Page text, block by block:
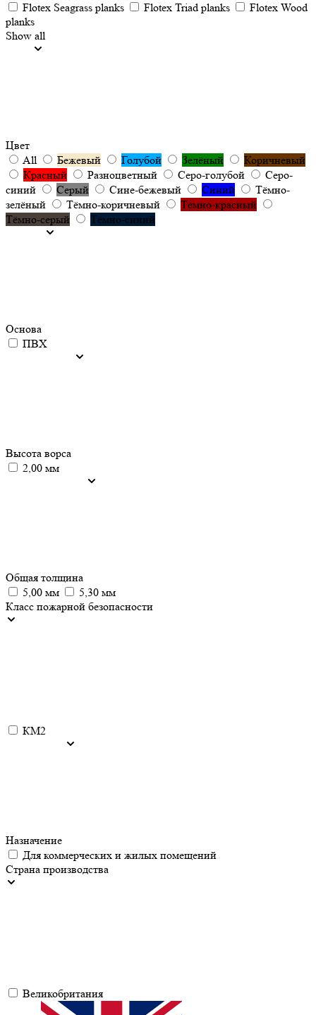
Flotex Seagrass planks
Flotex Triad planks
Flotex Wood
planks
Show all
Цвет
All
Бежевый Голубой Зелёный
Коричневый
Красный
Разноцветный Серо-голубой
Серо-
синий
Серый Сине-бежевый Синий
Тёмно-
зелёный
Тёмно-коричневый
Тёмно-красный
Тёмно-серый
Тёмно-синий
Основа
ПВХ
Высота ворса
2,00 мм
Общая толщина
5,00 мм
5,30 мм
Класс пожарной безопасности
КМ2
Назначение
Для коммерческих и жилых помещений
Страна производства
Великобритания